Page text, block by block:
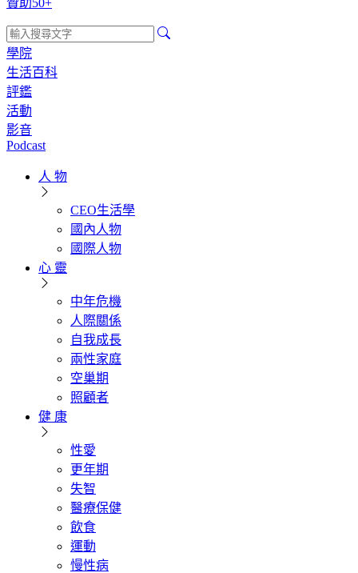
贊助50+
學院
生活百科
評鑑
活動
影音
Podcast
人 物
CEO生活學
國內人物
國際人物
心 靈
中年危機
人際關係
自我成長
兩性家庭
空巢期
照顧者
健 康
性愛
更年期
失智
醫療保健
飲食
運動
慢性病